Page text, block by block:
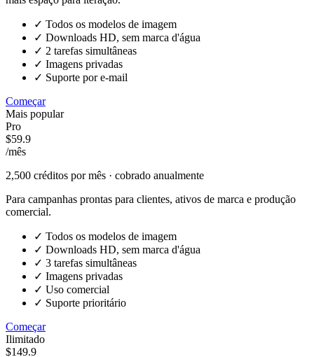
✓ Todos os modelos de imagem
✓ Downloads HD, sem marca d'água
✓ 2 tarefas simultâneas
✓ Imagens privadas
✓ Suporte por e-mail
Começar
Mais popular
Pro
$59.9
/mês
2,500 créditos por mês · cobrado anualmente
Para campanhas prontas para clientes, ativos de marca e produção
comercial.
✓ Todos os modelos de imagem
✓ Downloads HD, sem marca d'água
✓ 3 tarefas simultâneas
✓ Imagens privadas
✓ Uso comercial
✓ Suporte prioritário
Começar
Ilimitado
$149.9